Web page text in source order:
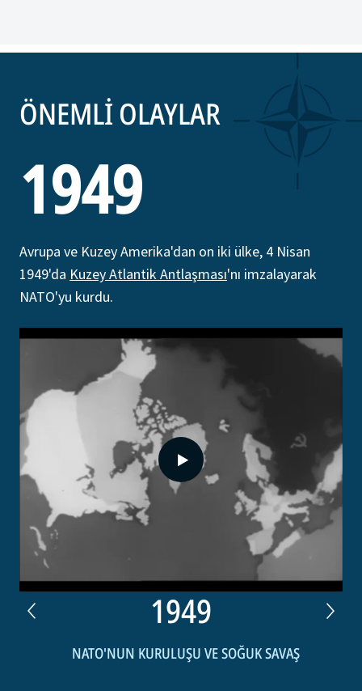
ÖNEMLİ OLAYLAR
1949
Avrupa ve Kuzey Amerika'dan on iki ülke, 4 Nisan
1949'da Kuzey Atlantik Antlaşması'nı imzalayarak
NATO'yu kurdu.
1949
NATO'NUN KURULUŞU VE SOĞUK SAVAŞ